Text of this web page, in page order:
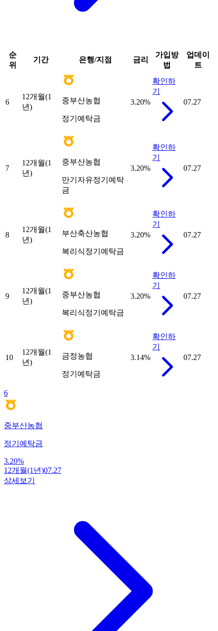
순
위
기간 은행/지점 금리
가입방
법
업데이
트
6
12개월(1
년)
중부산농협
정기예탁금
3.20%
확인하
기
07.27
7
12개월(1
년)
중부산농협
만기자유정기예탁
금
3.20%
확인하
기
07.27
8
12개월(1
년)
부산축산농협
복리식정기예탁금
3.20%
확인하
기
07.27
9
12개월(1
년)
중부산농협
복리식정기예탁금
3.20%
확인하
기
07.27
10
12개월(1
년)
금정농협
정기예탁금
3.14%
확인하
기
07.27
6
중부산농협
정기예탁금
3.20%
12개월(1년)07.27
상세보기